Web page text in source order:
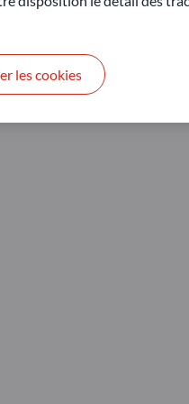
les cookies